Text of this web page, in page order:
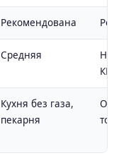
Рекомендована
Средняя
Кухня без газа,
пекарня